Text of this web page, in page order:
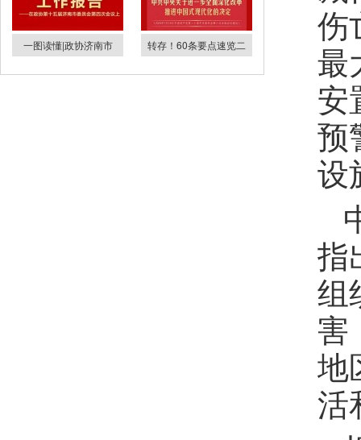
一图读懂|政协济南市 转存！60条要点速览二
伤
最
安
预
设
指
组
害
地
活